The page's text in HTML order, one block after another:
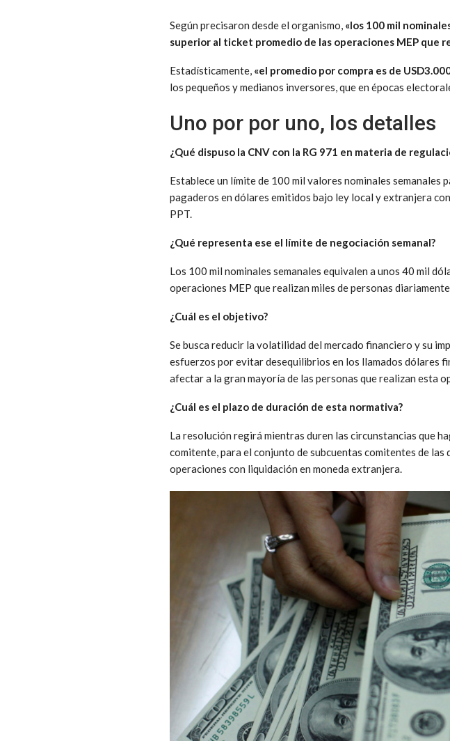
Según precisaron desde el organismo, «los 100 mil
superior al ticket promedio de las operaciones MEP que
Estadísticamente, «el promedio por compra es de
los pequeños y medianos inversores, que en épocas
Uno por por uno, los detalles
¿Qué dispuso la CNV con la RG 971 en materia de
Establece un límite de 100 mil valores nominales
pagaderos en dólares emitidos bajo ley local y extranjera
PPT.
¿Qué representa ese el límite de negociación semanal?
Los 100 mil nominales semanales equivalen a unos 40 mil
operaciones MEP que realizan miles de personas
¿Cuál es el objetivo?
Se busca reducir la volatilidad del mercado financiero y su
esfuerzos por evitar desequilibrios en los llamados dólares
afectar a la gran mayoría de las personas que realizan esta
¿Cuál es el plazo de duración de esta normativa?
La resolución regirá mientras duren las circunstancias que
comitente, para el conjunto de subcuentas comitentes de
operaciones con liquidación en moneda extranjera.